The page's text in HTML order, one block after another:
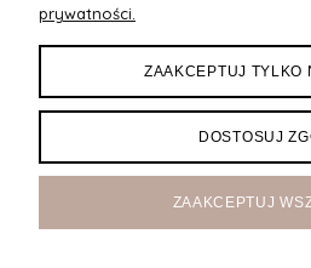
MOJE
O NAS
prywatności.
ZAAKCEPTUJ TYLKO
DOSTOSUJ
ZAAKCEPTUJ